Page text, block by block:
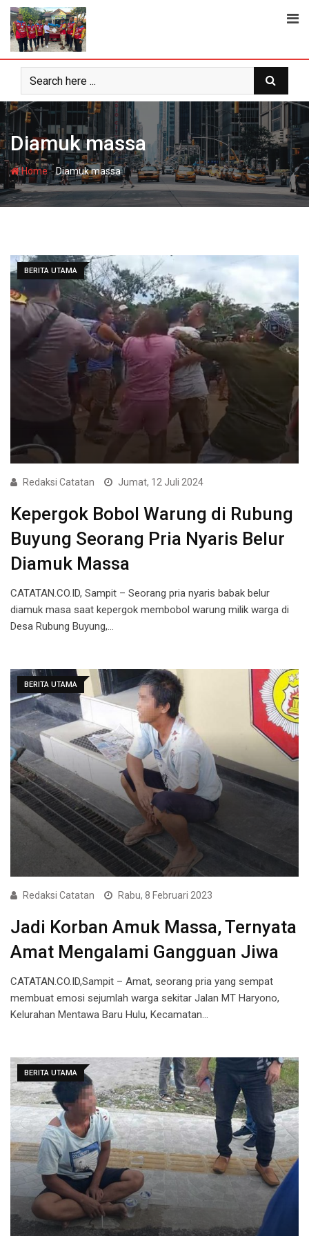
Skip
content
Diamuk massa
Home-Diamuk massa
BERITA UTAMA
Redaksi Catatan Jumat, 12 Juli 2024
Kepergok Bobol Warung di Rubung
Buyung Seorang Pria Nyaris Belur
Diamuk Massa
CATATAN.CO.ID, Sampit – Seorang pria nyaris babak belur
diamuk masa saat kepergok membobol warung milik warga di
Desa Rubung Buyung,…
BERITA UTAMA
Redaksi Catatan Rabu, 8 Februari 2023
Jadi Korban Amuk Massa, Ternyata
Amat Mengalami Gangguan Jiwa
CATATAN.CO.ID,Sampit – Amat, seorang pria yang sempat
membuat emosi sejumlah warga sekitar Jalan MT Haryono,
Kelurahan Mentawa Baru Hulu, Kecamatan…
BERITA UTAMA